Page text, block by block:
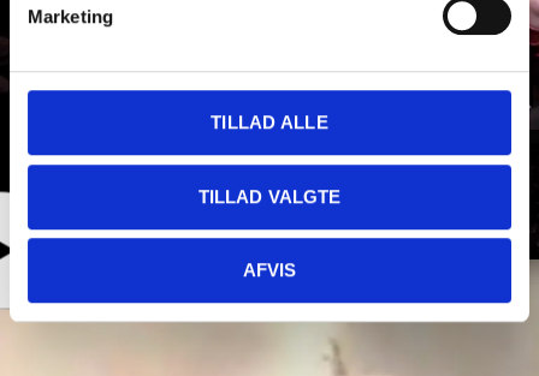
Marketing
TILLAD ALLE
TILLAD VALGTE
AFVIS
Nytårskoncert med Randers
Kammerorkester